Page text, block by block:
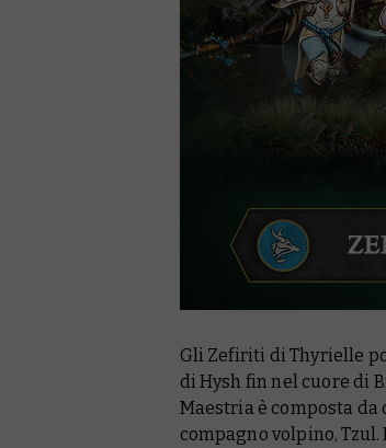
Gli Zefiriti di Thyrielle
di Hysh fin nel cuore di
Maestria è composta
compagno volpino,